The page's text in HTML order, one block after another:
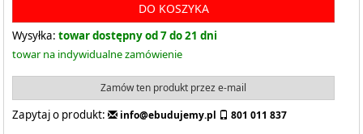
DO KOSZYKA
Wysyłka: towar dostępny od 7 do 21 dni
towar na indywidualne zamówienie
Zamów ten produkt przez e-mail
Zapytaj o produkt: info@ebudujemy.pl
801 011 837